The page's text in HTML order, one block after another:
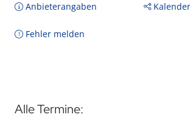
Anbieterangaben
Fehler melden
Alle Termine: